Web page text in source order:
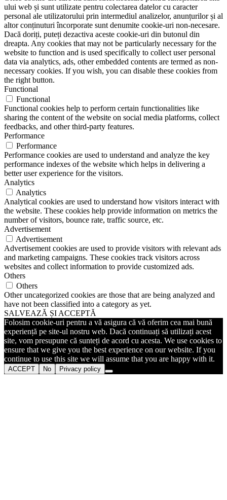
ului web și sunt utilizate pentru colectarea datelor cu caracter
personal ale utilizatorului prin intermediul analizelor, anunțurilor și al
altor conținuturi încorporate sunt denumite cookie-uri non-necesare.
Dacă doriți, puteți dezactiva aceste cookie-uri din butonul din
dreapta. Any cookies that may not be particularly necessary for the
website to function and is used specifically to collect user personal
data via analytics, ads, other embedded contents are termed as non-
necessary cookies. If you wish, you can disable these cookies from
the right button.
Functional
Functional
Functional cookies help to perform certain functionalities like
sharing the content of the website on social media platforms, collect
feedbacks, and other third-party features.
Performance
Performance
Performance cookies are used to understand and analyze the key
performance indexes of the website which helps in delivering a
better user experience for the visitors.
Analytics
Analytics
Analytical cookies are used to understand how visitors interact with
the website. These cookies help provide information on metrics the
number of visitors, bounce rate, traffic source, etc.
Advertisement
Advertisement
Advertisement cookies are used to provide visitors with relevant ads
and marketing campaigns. These cookies track visitors across
websites and collect information to provide customized ads.
Others
Others
Other uncategorized cookies are those that are being analyzed and
have not been classified into a category as yet.
SALVEAZĂ ȘI ACCEPTĂ
Folosim cookie-uri pentru a vă asigura că vă oferim cea mai bună
experiență pe site-ul nostru web. Dacă continuați să utilizați acest
site, vom presupune că sunteți de acord cu acesta. We use cookies to
ensure that we give you the best experience on our website. If you
continue to use this site we will assume that you are happy with it.
ACCEPT No Privacy policy